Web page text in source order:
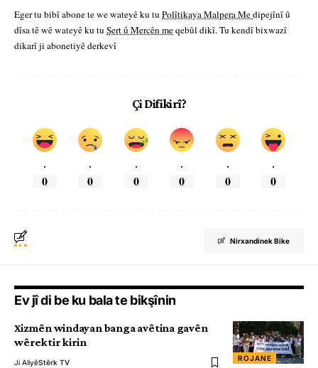
Eger tu bibî abone te we wateyê ku tu Polîtikaya Malpera Medipejînî û
dîsa tê wê wateyê ku tu Şert û Mercên meqebûl dikî. Tu kendî bixwazî
dikarî ji abonetiyê derkevî
Çi Difikirî?
.
0
.
0
.
0
.
0
.
0
.
0
Nirxandinek Bike
Ev jî di be ku bala te bikşînin
ROJANE
Xizmên windayan banga avêtina gavên
wêrektir kirin
Ji AliyêStêrk TV